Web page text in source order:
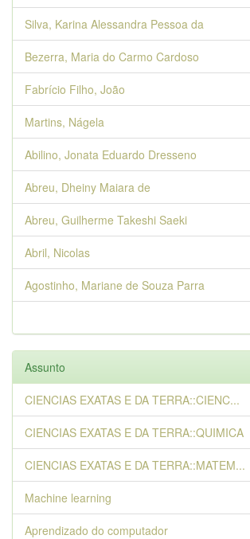
Silva, Karina Alessandra Pessoa da
Bezerra, Maria do Carmo Cardoso
Fabrício Filho, João
Martins, Nágela
Abilino, Jonata Eduardo Dresseno
Abreu, Dheiny Maiara de
Abreu, Guilherme Takeshi Saeki
Abril, Nicolas
Agostinho, Mariane de Souza Parra
Assunto
CIENCIAS EXATAS E DA TERRA::CIENC...
CIENCIAS EXATAS E DA TERRA::QUIMICA
CIENCIAS EXATAS E DA TERRA::MATEM...
Machine learning
Aprendizado do computador